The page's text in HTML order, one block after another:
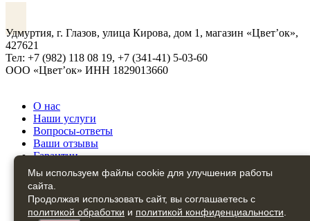
Удмуртия, г. Глазов, улица Кирова, дом 1, магазин «Цвет’ок»,
427621
Тел: +7 (982) 118 08 19, +7 (341-41) 5-03-60
ООО «Цвет’ок» ИНН 1829013660
О нас
Наши услуги
Вопросы-ответы
Ваши отзывы
Гарантии
Доставка и оплата товара
Политика конфиденциальности
Политика обработки персональных данных
Контакты
Мы используем файлы cookie для улучшения работы
сайта.
Продолжая использовать сайт, вы соглашаетесь с
политикой обработки и политикой конфиденциальности